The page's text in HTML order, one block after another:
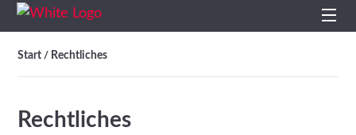
Start
Start / Rechtliches
Rechtliches